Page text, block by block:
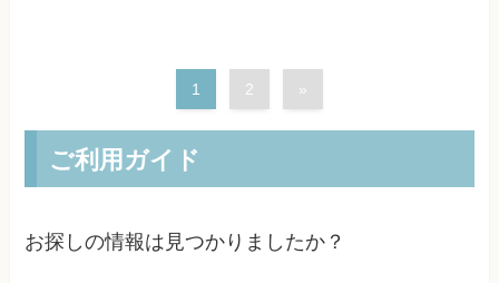
1 2 »
ご利用ガイド
お探しの情報は見つかりましたか？